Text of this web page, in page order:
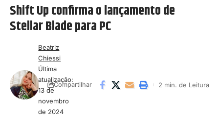
Shift Up confirma o lançamento de
Stellar Blade para PC
Última
atualização:
13 de
novembro
de 2024
Beatriz
Chiessi
Compartilhar 2 min. de Leitura